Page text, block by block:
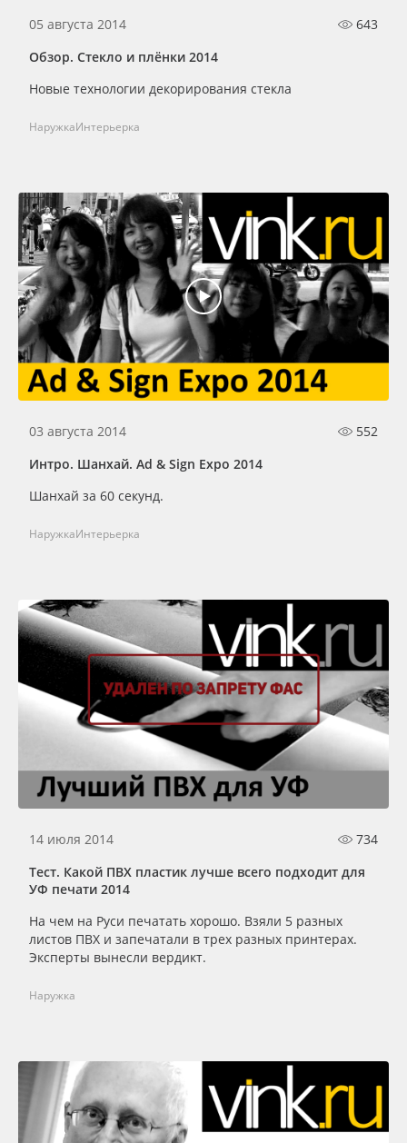
05 августа 2014
643
Обзор. Стекло и плёнки 2014
Новые технологии декорирования стекла
НаружкаИнтерьерка
03 августа 2014
552
Интро. Шанхай. Ad & Sign Expo 2014
Шанхай за 60 секунд.
НаружкаИнтерьерка
14 июля 2014
734
Тест. Какой ПВХ пластик лучше всего подходит для
УФ печати 2014
На чем на Руси печатать хорошо. Взяли 5 разных
листов ПВХ и запечатали в трех разных принтерах.
Эксперты вынесли вердикт.
Наружка